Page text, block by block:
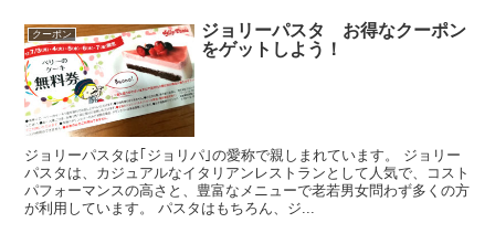
クーポン
ジョリーパスタ お得なクーポン
をゲットしよう！
ジョリーパスタは｢ジョリパ｣の愛称で親しまれています。 ジョリー
パスタは、カジュアルなイタリアンレストランとして人気で、コスト
パフォーマンスの高さと、豊富なメニューで老若男女問わず多くの方
が利用しています。 パスタはもちろん、ジ...